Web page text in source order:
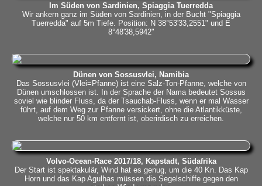
Im Süden von Sardinien, Spiaggia Tuerredda
Wir ankern ganz im Süden von Sardinien, in der Bucht "Spiaggia
Tuerredda" auf 5m Tiefe. Position: N 38°53'33,2551" und E
8°48'38,5942"
Dünen von Sossusvlei, Namibia
Das Sossusvlei (Vlei=Pfanne) ist eine Salz-Ton-Pfanne, welche von
Dünen umschlossen ist. In der Sprache der Nama bedeutet Sossus
soviel wie blinder Fluss, da der Tsauchab-Fluss, wenn er mal Wasser
führt, auf dem Weg zur Pfanne versickert, ohne die Atlantikküste,
welche nur 50 km entfernt ist, oberirdisch zu erreichen.
Volvo-Ocean-Race 2017/18, Kapstadt, Südafrika
Der Start ist spektakulär, Wind hat es genug, um die 40 Kn. Das Kap
Horn und das Kap Agulhas müssen die Segelschiffe gegen den